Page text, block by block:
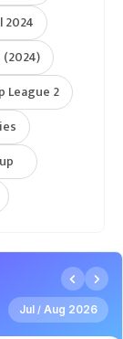
2024
League 2
Jul / Aug 2026